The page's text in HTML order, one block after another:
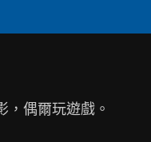
偶爾玩遊戲。